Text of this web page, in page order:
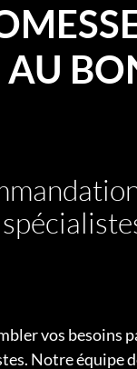
vos besoins
Notre équipe